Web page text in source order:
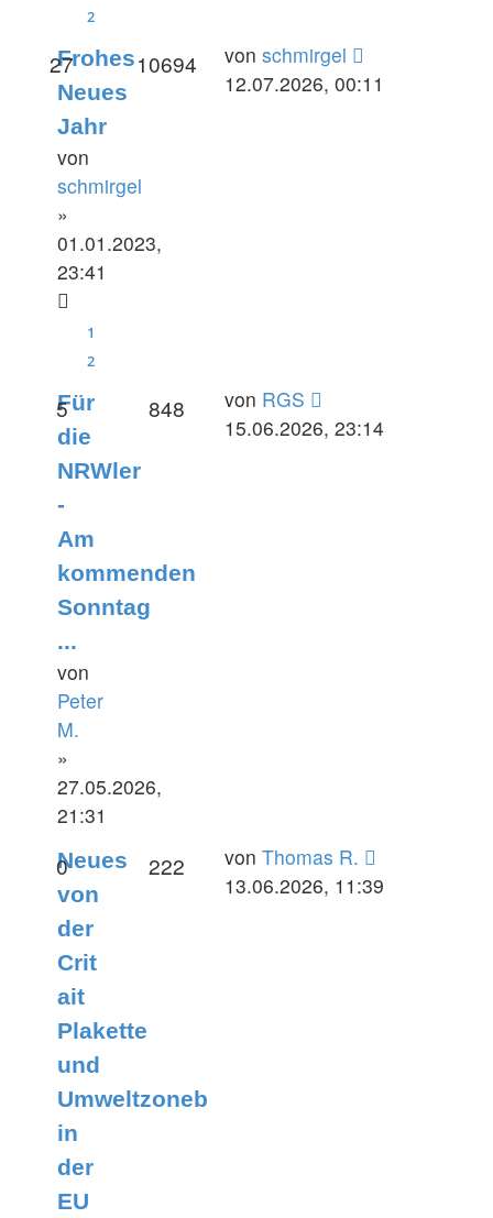
2
Frohes
Neues
Jahr
von
schmirgel
»
01.01.2023,
23:41
1
2
27Antworten10694Zugriffe
Letzter
Beitrag
von schmirgel
12.07.2026, 00:11
Für
die
NRWler
-
Am
kommenden
Sonntag
...
von
Peter
M.
»
27.05.2026,
21:31
5Antworten848ZugriffeLetzter
Beitrag
von RGS
15.06.2026, 23:14
Neues
von
der
Crit
ait
Plakette
und
Umweltzoneb
in
der
EU
0Antworten222ZugriffeLetzter
Beitrag
von Thomas R.
13.06.2026, 11:39